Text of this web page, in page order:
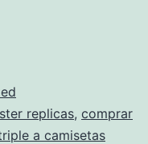
replicas, comprar
a camisetas